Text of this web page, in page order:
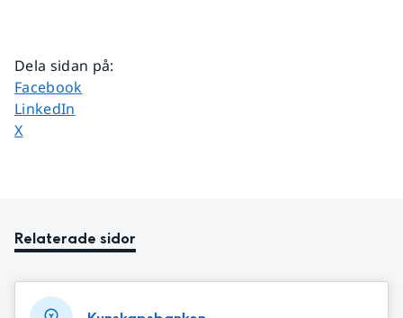
Dela sidan på:
Dela sidan på
Facebook
Dela sidan på
LinkedIn
Dela sidan på
X
Relaterade sidor